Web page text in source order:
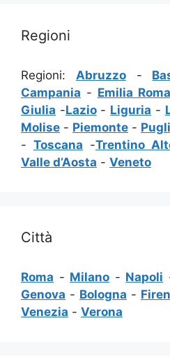
Regioni
Regioni: Abruzzo-
Campania - Emilia
Giulia -Lazio- Liguria -
Molise - Piemonte -
- Toscana -Trentino
Valle d’Aosta - Veneto
Città
Roma - Milano - Napoli
Genova - Bologna -
Venezia - Verona